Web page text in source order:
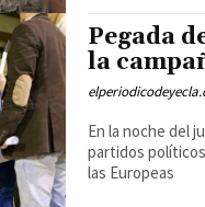
Pegada
la
En la noche del
partidos
las Europeas